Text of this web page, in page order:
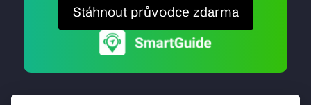
Stáhnout průvodce zdarma